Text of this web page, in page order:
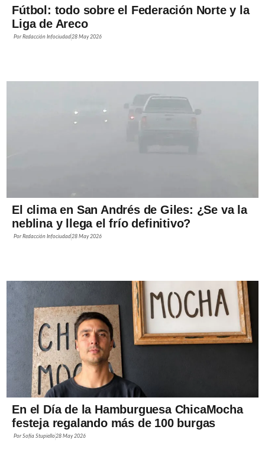
Fútbol: todo sobre el Federación Norte y la
Liga de Areco
PorRedacción Infociudad 28 May 2026
El clima en San Andrés de Giles: ¿Se va la
neblina y llega el frío definitivo?
PorRedacción Infociudad 28 May 2026
En el Día de la Hamburguesa ChicaMocha
festeja regalando más de 100 burgas
PorSofía Stupiello 28 May 2026